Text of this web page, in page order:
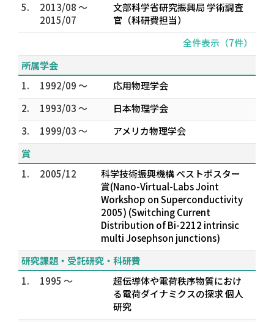
5.
2013/08 ～
2015/07
文部科学省研究振興局 学術調査
官（科研費担当）
全件表示（7件）
所属学会
1.
1992/09 ～
応用物理学会
2.
1993/03 ～
日本物理学会
3.
1999/03 ～
アメリカ物理学会
賞
1.
2005/12
科学技術振興機構 ベストポスター
賞(Nano-Virtual-Labs Joint
Workshop on Superconductivity
2005) (Switching Current
Distribution of Bi-2212 intrinsic
multi Josephson junctions)
研究課題・受託研究・科研費
1.
1995 ～
超伝導体や電荷秩序物質におけ
る電荷ダイナミクスの探求 個人
研究